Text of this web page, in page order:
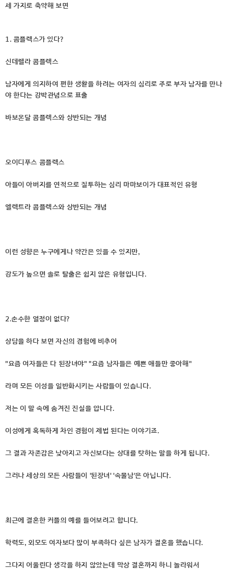
세 가지로 축약해 보면
1. 콤플렉스가 있다?
신데렐라 콤플렉스
남자에게 의지하여 편한 생활을 하려는 여자의 심리로 주로 부자 남자를 만나
야 한다는 강박관념으로 표출
바보온달 콤플렉스와 상반되는 개념
오이디푸스 콤플렉스
아들이 아버지를 연적으로 질투하는 심리 마마보이가 대표적인 유형
엘렉트라 콤플렉스와 상반되는 개념
이런 성향은 누구에게나 약간은 있을 수 있지만,
강도가 높으면 솔로 탈출은 쉽지 않은 유형입니다.
2.순수한 열정이 없다?
상담을 하다 보면 자신의 경험에 비추어
"요즘 여자들은 다 된장녀야" "요즘 남자들은 예쁜 애들만 좋아해"
라며 모든 이성을 일반화시키는 사람들이 있습니다.
저는 이 말 속에 숨겨진 진실을 압니다.
이성에게 혹독하게 차인 경험이 제법 된다는 이야기죠.
그 결과 자존감은 낮아지고 자신보다는 상대를 탓하는 말을 하게 됩니다.
그러나 세상의 모든 사람들이 '된장녀' '속물남'은 아닙니다.
최근에 결혼한 커플의 예를 들어보려고 합니다.
학력도, 외모도 여자보다 많이 부족하다 싶은 남자가 결혼을 했습니다.
그다지 어울린다 생각을 하지 않았는데 막상 결혼까지 하니 놀라워서